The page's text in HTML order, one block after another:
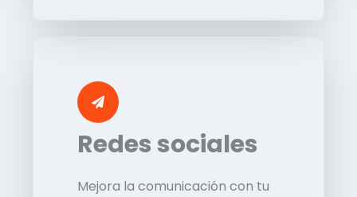
Redes sociales
Mejora la comunicación con tu